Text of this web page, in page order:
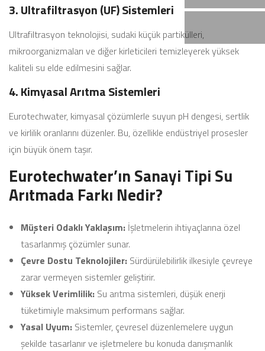
3. Ultrafiltrasyon (UF) Sistemleri
Ultrafiltrasyon teknolojisi, sudaki küçük partikülleri,
mikroorganizmaları ve diğer kirleticileri temizleyerek yüksek
kaliteli su elde edilmesini sağlar.
4. Kimyasal Arıtma Sistemleri
Eurotechwater, kimyasal çözümlerle suyun pH dengesi, sertlik
ve kirlilik oranlarını düzenler. Bu, özellikle endüstriyel prosesler
için büyük önem taşır.
Eurotechwater’ın Sanayi Tipi Su
Arıtmada Farkı Nedir?
Müşteri Odaklı Yaklaşım: İşletmelerin ihtiyaçlarına özel
tasarlanmış çözümler sunar.
Çevre Dostu Teknolojiler: Sürdürülebilirlik ilkesiyle çevreye
zarar vermeyen sistemler geliştirir.
Yüksek Verimlilik: Su arıtma sistemleri, düşük enerji
tüketimiyle maksimum performans sağlar.
Yasal Uyum: Sistemler, çevresel düzenlemelere uygun
şekilde tasarlanır ve işletmelere bu konuda danışmanlık